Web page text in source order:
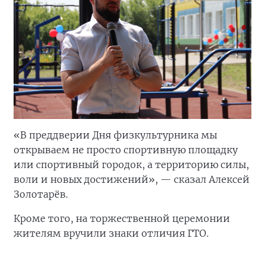
«В преддверии Дня физкультурника мы
открываем не просто спортивную площадку
или спортивный городок, а территорию силы,
воли и новых достижений», — сказал Алексей
Золотарёв.
Кроме того, на торжественной церемонии
жителям вручили знаки отличия ГТО.